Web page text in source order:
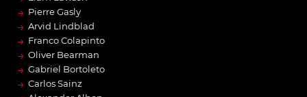
→ Pierre Gasly
→ Arvid Lindblad
→ Franco Colapinto
→ Oliver Bearman
→ Gabriel Bortoleto
→ Carlos Sainz